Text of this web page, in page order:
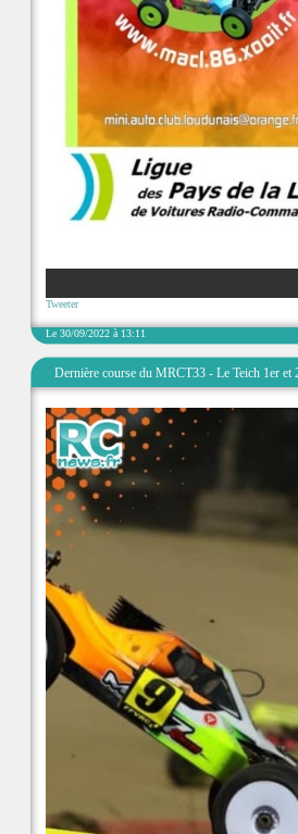
Tweeter
Le 30/09/2022 à 13:11
Dernière course du MRCT33 - Le Teich 1er et